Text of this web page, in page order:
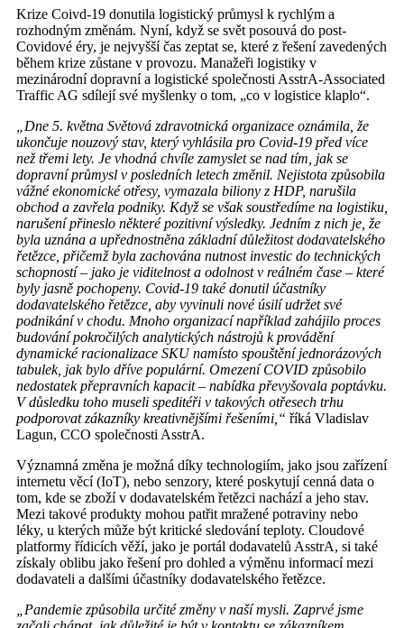
Krize Coivd-19 donutila logistický průmysl k rychlým a
rozhodným změnám. Nyní, když se svět posouvá do post-
Covidové éry, je nejvyšší čas zeptat se, které z řešení zavedených
během krize zůstane v provozu. Manažeři logistiky v
mezinárodní dopravní a logistické společnosti AsstrA-Associated
Traffic AG sdílejí své myšlenky o tom, „co v logistice klaplo“.
„Dne 5. května Světová zdravotnická organizace oznámila, že
ukončuje nouzový stav, který vyhlásila pro Covid-19 před více
než třemi lety. Je vhodná chvíle zamyslet se nad tím, jak se
dopravní průmysl v posledních letech změnil. Nejistota způsobila
vážné ekonomické otřesy, vymazala biliony z HDP, narušila
obchod a zavřela podniky. Když se však soustředíme na logistiku,
narušení přineslo některé pozitivní výsledky. Jedním z nich je, že
byla uznána a upřednostněna základní důležitost dodavatelského
řetězce, přičemž byla zachována nutnost investic do technických
schopností – jako je viditelnost a odolnost v reálném čase – které
byly jasně pochopeny. Covid-19 také donutil účastníky
dodavatelského řetězce, aby vyvinuli nové úsilí udržet své
podnikání v chodu. Mnoho organizací například zahájilo proces
budování pokročilých analytických nástrojů k provádění
dynamické racionalizace SKU namísto spouštění jednorázových
tabulek, jak bylo dříve populární. Omezení COVID způsobilo
nedostatek přepravních kapacit – nabídka převyšovala poptávku.
V důsledku toho museli speditéři v takových otřesech trhu
podporovat zákazníky kreativnějšími řešeními,“ říká Vladislav
Lagun, CCO společnosti AsstrA.
Významná změna je možná díky technologiím, jako jsou zařízení
internetu věcí (IoT), nebo senzory, které poskytují cenná data o
tom, kde se zboží v dodavatelském řetězci nachází a jeho stav.
Mezi takové produkty mohou patřit mražené potraviny nebo
léky, u kterých může být kritické sledování teploty. Cloudové
platformy řídicích věží, jako je portál dodavatelů AsstrA, si také
získaly oblibu jako řešení pro dohled a výměnu informací mezi
dodavateli a dalšími účastníky dodavatelského řetězce.
„Pandemie způsobila určité změny v naší mysli. Zaprvé jsme